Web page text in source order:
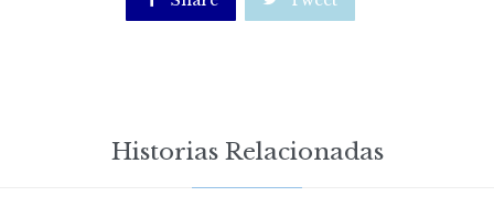
Historias Relacionadas